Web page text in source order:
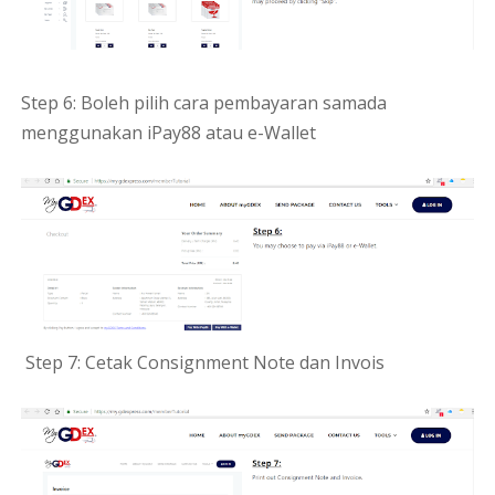
Step 6: Boleh pilih cara pembayaran samada
menggunakan iPay88 atau e-Wallet
Step 7: Cetak Consignment Note dan Invois